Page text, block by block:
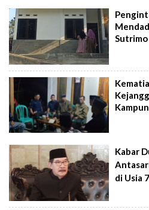
Sutrimo
Kabar
di Usia